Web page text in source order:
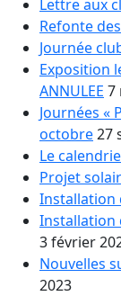
Lettre aux
Refonte
Journée
Exposition
ANNULEE 7
Journées «
octobre27
Le
Projet
Installation
Installation
3 février
Nouvelles
2023